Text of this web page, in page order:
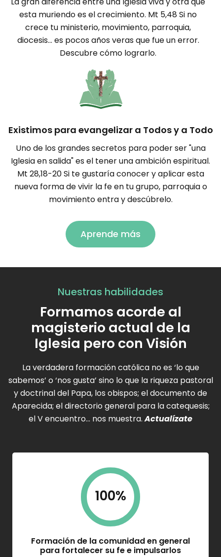
esta muriendo es el crecimiento. Mt 5,48 Si no
crece tu ministerio, movimiento, parroquia,
diocesis... es pocos años veras que fue un error.
Descubre cómo lograrlo.
Existimos para evangelizar a Todos y a Todo
Uno de los grandes secretos para poder ser "una
Iglesia en salida" es el tener una ambición espiritual.
Mt 28,18-20 Si te gustaría conocer y aplicar esta
nueva forma de vivir la fe en tu grupo, parroquia o
movimiento entra y descúbrelo.
Aprende más
Nuestras habilidades
Formamos acorde al
magisterio actual de la
Iglesia pero con Visión
La verdadera formación católica no es ‘lo que
sabemos’ o ‘nos gusta’ sino lo que la riqueza pastoral
y doctrinal del Papa, los obispos; el documento de
Aparecida; el directorio general para la catequesis;
el V encuentro… nos muestra.Actualízate
100%
Formación de la comunidad en general
para fortalecer su fe e impulsarlos